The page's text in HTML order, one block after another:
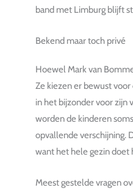
band met Limburg blijft
Bekend maar toch privé
Hoewel Mark van
Ze kiezen er bewust
in het bijzonder voor zijn
worden de kinderen
opvallende verschijning.
want het hele gezin doet
Meest gestelde vragen